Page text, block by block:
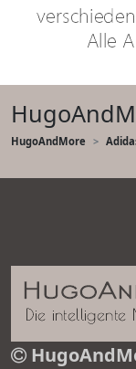
HugoAndMore